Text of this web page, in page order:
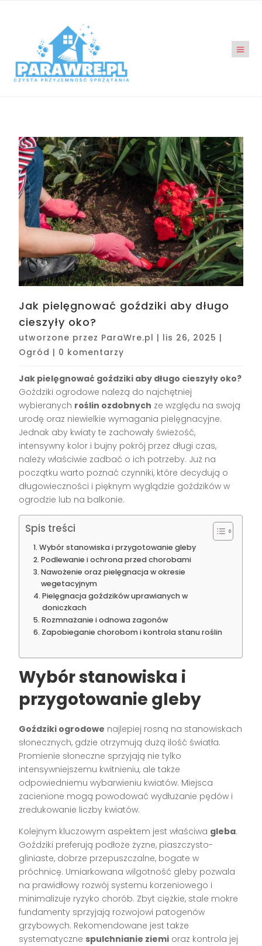
Jak pielęgnować goździki aby długo
cieszyły oko?
utworzone przez ParaWre.pl | lis 26, 2025 |
Ogród | 0 komentarzy
Jak pielęgnować goździki aby długo cieszyły oko?
Goździki ogrodowe należą do najchętniej
wybieranych roślin ozdobnych ze względu na swoją
urodę oraz niewielkie wymagania pielęgnacyjne.
Jednak aby kwiaty te zachowały świeżość,
intensywny kolor i bujny pokrój przez długi czas,
należy właściwie zadbać o ich potrzeby. Już na
początku warto poznać czynniki, które decydują o
długowieczności i pięknym wyglądzie goździków w
ogrodzie lub na balkonie.
Spis treści
Wybór stanowiska i przygotowanie gleby
Podlewanie i ochrona przed chorobami
Nawożenie oraz pielęgnacja w okresie
wegetacyjnym
Pielęgnacja goździków uprawianych w
doniczkach
Rozmnażanie i odnowa zagonów
Zapobieganie chorobom i kontrola stanu roślin
Wybór stanowiska i
przygotowanie gleby
Goździki ogrodowe najlepiej rosną na stanowiskach
słonecznych, gdzie otrzymują dużą ilość światła.
Promienie słoneczne sprzyjają nie tylko
intensywniejszemu kwitnieniu, ale także
odpowiedniemu wybarwieniu kwiatów. Miejsca
zacienione mogą powodować wydłużanie pędów i
zredukowanie liczby kwiatów.
Kolejnym kluczowym aspektem jest właściwa gleba.
Goździki preferują podłoże żyzne, piaszczysto-
gliniaste, dobrze przepuszczalne, bogate w
próchnicę. Umiarkowana wilgotność gleby pozwala
na prawidłowy rozwój systemu korzeniowego i
minimalizuje ryzyko chorób. Zbyt ciężkie, stale mokre
fundamenty sprzyjają rozwojowi patogenów
grzybowych. Rekomendowane jest także
systematyczne spulchnianie ziemi oraz kontrola jej